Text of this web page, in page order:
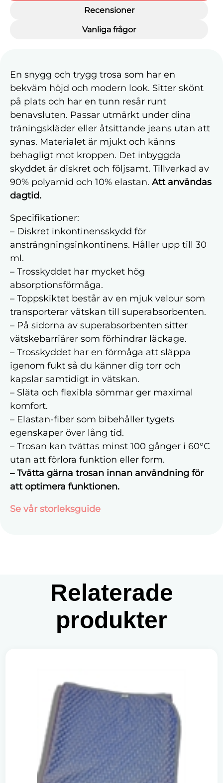
Recensioner
Vanliga frågor
En snygg och trygg trosa som har en
bekväm höjd och modern look. Sitter skönt
på plats och har en tunn resår runt
benavsluten. Passar utmärkt under dina
träningskläder eller åtsittande jeans utan att
synas. Materialet är mjukt och känns
behagligt mot kroppen. Det inbyggda
skyddet är diskret och följsamt. Tillverkad av
90% polyamid och 10% elastan. Att användas
dagtid.
Specifikationer:
– Diskret inkontinensskydd för
ansträngningsinkontinens. Håller upp till 30
ml.
– Trosskyddet har mycket hög
absorptionsförmåga.
– Toppskiktet består av en mjuk velour som
transporterar vätskan till superabsorbenten.
– På sidorna av superabsorbenten sitter
vätskebarriärer som förhindrar läckage.
– Trosskyddet har en förmåga att släppa
igenom fukt så du känner dig torr och
kapslar samtidigt in vätskan.
– Släta och flexibla sömmar ger maximal
komfort.
– Elastan-fiber som bibehåller tygets
egenskaper över lång tid.
– Trosan kan tvättas minst 100 gånger i 60°C
utan att förlora funktion eller form.
– Tvätta gärna trosan innan användning för
att optimera funktionen.
Se vår storleksguide
Relaterade
produkter